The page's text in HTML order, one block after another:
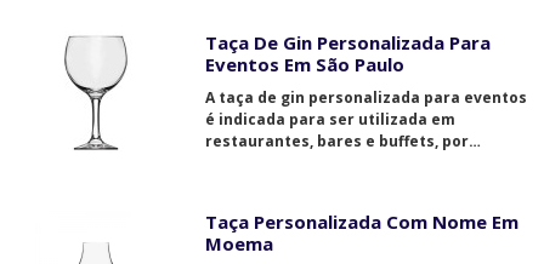
Taça De Gin Personalizada Para
Eventos Em São Paulo
A taça de gin personalizada para eventos
é indicada para ser utilizada em
restaurantes, bares e buffets, por
Taça Personalizada Com Nome Em
Moema